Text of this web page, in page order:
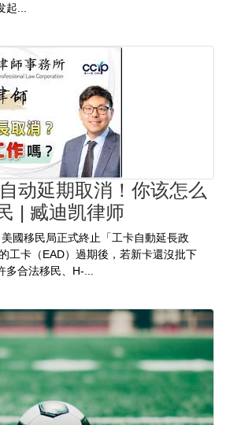
...
动延期取消！你该怎么
| 臧迪凯律师
國移民局正式終止「工卡自動延長政
工卡（EAD）過期後，若新卡還沒批下
合法移民、H-...